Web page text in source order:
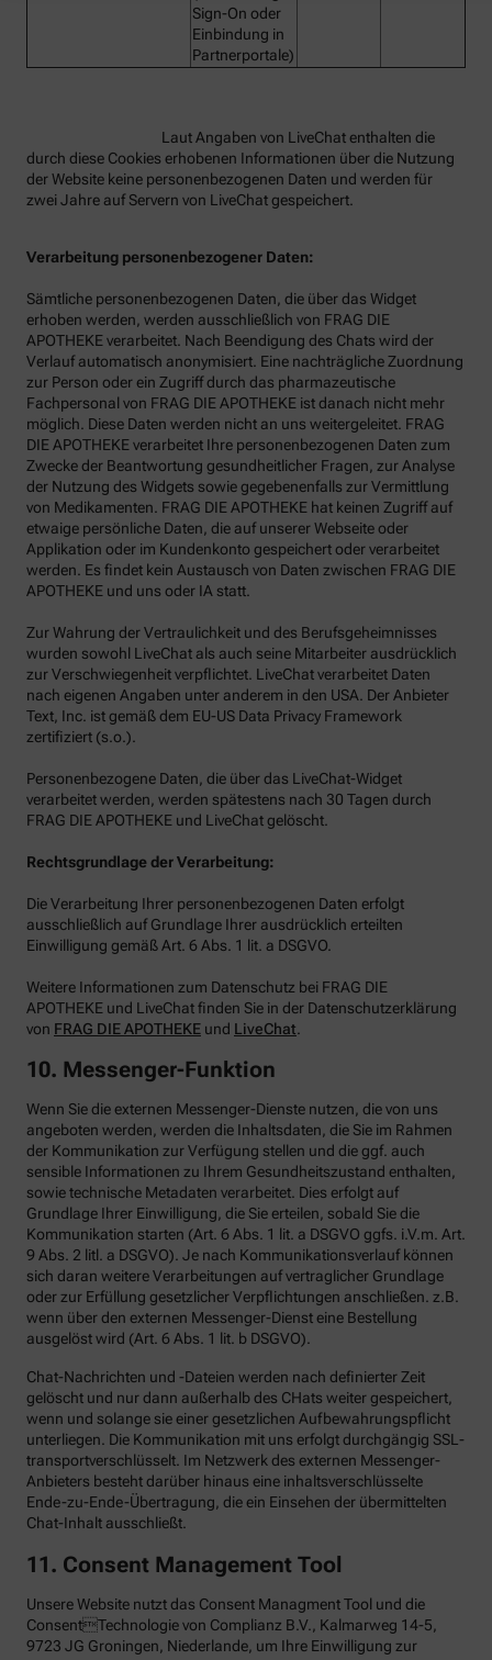
Sign-On oder
Einbindung in
Partnerportale)
Laut Angaben von LiveChat enthalten die
durch diese Cookies erhobenen Informationen über die Nutzung
der Website keine personenbezogenen Daten und werden für
zwei Jahre auf Servern von LiveChat gespeichert.
Verarbeitung personenbezogener Daten:
Sämtliche personenbezogenen Daten, die über das Widget
erhoben werden, werden ausschließlich von FRAG DIE
APOTHEKE verarbeitet. Nach Beendigung des Chats wird der
Verlauf automatisch anonymisiert. Eine nachträgliche Zuordnung
zur Person oder ein Zugriff durch das pharmazeutische
Fachpersonal von FRAG DIE APOTHEKE ist danach nicht mehr
möglich. Diese Daten werden nicht an uns weitergeleitet. FRAG
DIE APOTHEKE verarbeitet Ihre personenbezogenen Daten zum
Zwecke der Beantwortung gesundheitlicher Fragen, zur Analyse
der Nutzung des Widgets sowie gegebenenfalls zur Vermittlung
von Medikamenten. FRAG DIE APOTHEKE hat keinen Zugriff auf
etwaige persönliche Daten, die auf unserer Webseite oder
Applikation oder im Kundenkonto gespeichert oder verarbeitet
werden. Es findet kein Austausch von Daten zwischen FRAG DIE
APOTHEKE und uns oder IA statt.
Zur Wahrung der Vertraulichkeit und des Berufsgeheimnisses
wurden sowohl LiveChat als auch seine Mitarbeiter ausdrücklich
zur Verschwiegenheit verpflichtet. LiveChat verarbeitet Daten
nach eigenen Angaben unter anderem in den USA. Der Anbieter
Text, Inc. ist gemäß dem EU-US Data Privacy Framework
zertifiziert (s.o.).
Personenbezogene Daten, die über das LiveChat-Widget
verarbeitet werden, werden spätestens nach 30 Tagen durch
FRAG DIE APOTHEKE und LiveChat gelöscht.
Rechtsgrundlage der Verarbeitung:
Die Verarbeitung Ihrer personenbezogenen Daten erfolgt
ausschließlich auf Grundlage Ihrer ausdrücklich erteilten
Einwilligung gemäß Art. 6 Abs. 1 lit. a DSGVO.
Weitere Informationen zum Datenschutz bei FRAG DIE
APOTHEKE und LiveChat finden Sie in der Datenschutzerklärung
von FRAG DIE APOTHEKE und LiveChat
10. Messenger-Funktion
Wenn Sie die externen Messenger-Dienste nutzen, die von uns
angeboten werden, werden die Inhaltsdaten, die Sie im Rahmen
der Kommunikation zur Verfügung stellen und die ggf. auch
sensible Informationen zu Ihrem Gesundheitszustand enthalten,
sowie technische Metadaten verarbeitet. Dies erfolgt auf
Grundlage Ihrer Einwilligung, die Sie erteilen, sobald Sie die
Kommunikation starten (Art. 6 Abs. 1 lit. a DSGVO ggfs. i.V.m. Art.
9 Abs. 2 litl. a DSGVO). Je nach Kommunikationsverlauf können
sich daran weitere Verarbeitungen auf vertraglicher Grundlage
oder zur Erfüllung gesetzlicher Verpflichtungen anschließen. z.B.
wenn über den externen Messenger-Dienst eine Bestellung
ausgelöst wird (Art. 6 Abs. 1 lit. b DSGVO).
Chat-Nachrichten und -Dateien werden nach definierter Zeit
gelöscht und nur dann außerhalb des CHats weiter gespeichert,
wenn und solange sie einer gesetzlichen Aufbewahrungspflicht
unterliegen. Die Kommunikation mit uns erfolgt durchgängig SSL-
transportverschlüsselt. Im Netzwerk des externen Messenger-
Anbieters besteht darüber hinaus eine inhaltsverschlüsselte
Ende-zu-Ende-Übertragung, die ein Einsehen der übermittelten
Chat-Inhalt ausschließt.
11. Consent Management Tool
Unsere Website nutzt das Consent Managment Tool und die
ConsentTechnologie von Complianz B.V., Kalmarweg 14-5,
9723 JG Groningen, Niederlande, um Ihre Einwilligung zur